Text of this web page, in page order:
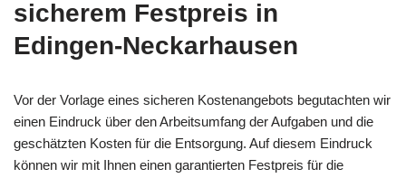
sicherem Festpreis in
Edingen-Neckarhausen
Vor der Vorlage eines sicheren Kostenangebots begutachten wir
einen Eindruck über den Arbeitsumfang der Aufgaben und die
geschätzten Kosten für die Entsorgung. Auf diesem Eindruck
können wir mit Ihnen einen garantierten Festpreis für die